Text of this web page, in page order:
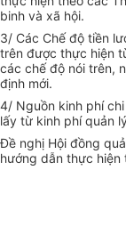
binh và xã hội.
3/ Các Chế độ tiền
trên được thực hiện
các chế độ nói trên,
định mới.
4/ Nguồn kinh phí
lấy từ kinh phí quản
Đề nghị Hội đồng
hướng dẫn thực hiện